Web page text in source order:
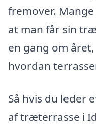
fremover.
at man får sin
en gang om
hvordan
Så hvis du leder
af træterrasse i